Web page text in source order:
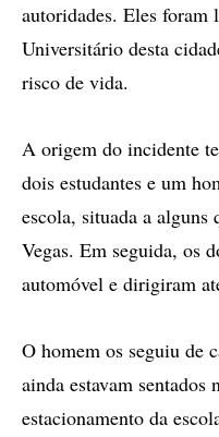
autoridades. Eles foram
Universitário desta
risco de vida.
A origem do incidente
dois estudantes e um
escola, situada a
Vegas. Em seguida, os
automóvel e dirigiram
O homem os seguiu de
ainda estavam sentados
estacionamento da